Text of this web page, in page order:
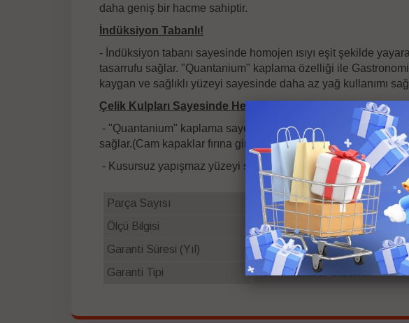
daha geniş bir hacme sahiptir.
İndüksiyon Tabanlı!
- İndüksiyon tabanı sayesinde homojen ısıyı eşit şekilde
tasarrufu sağlar. "Quantanium" kaplama özelliği ile
kaygan ve sağlıklı yüzeyi sayesinde daha az yağ kullanımı
Çelik Kulpları Sayesinde Hem Ocakta Hem Fırında Kullanım
- "Quantanium" kaplama sayesinde yüksek ısıya karşı
sağlar.(Cam kapaklar fırına girmez.)
- Kusursuz yapışmaz yüzeyi sayesinde kolay temizlenir ve
Parça Sayısı
Ölçü Bilgisi
20 cm,24 cm
26 cm
Garanti Süresi (Yıl)
2
Garanti Tipi
Resmi Schafer Garantili